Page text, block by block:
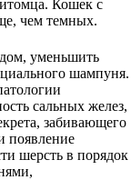
Кошек с
чем темных.
уменьшить
шампуня.
сальных желез,
забивающего
появление
шерсть в порядок